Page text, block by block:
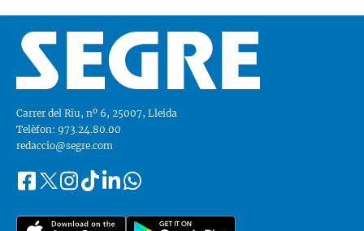
Carrer del Riu, nº 6, 25007, Lleida
Telèfon: 973.24.80.00
redaccio@segre.com
Segueix-
a::
FacebookInstagram
TiktokLinkedinWhatsapp